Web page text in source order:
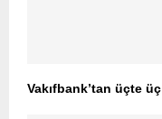
Vakıfbank’tan üçte üç